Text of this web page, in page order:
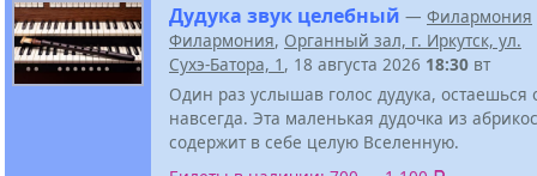
Дудука звук целебный — Филармония
Филармония, Органный зал, г. Иркутск, ул.
Сухэ-Батора, 1 , 18 августа 2026 18:30 вт
Один раз услышав голос дудука,
навсегда. Эта маленькая дудочка из
содержит в себе целую Вселенную.